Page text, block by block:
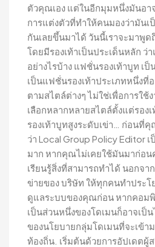
ตัวคุณเอง แต่ในอีกมุมหนึ่งมันอา
การแต่งตัวที่ทำให้คนมองว่ามันเ
กันเลยขึ้นมาได้ วันนี้เราจะมาพูด
โดยมีรองเท้าเป็นประเด็นหลัก
อย่างไรบ้าง แฟชั่นรองเท้าบูท เ
เป็นแฟชั่นรองเท้าประเภทหนึ่งที่
ตามสไตล์ต่างๆ ไม่ใช่เพื่อการใช้ง
เลือกหลากหลายสไตล์ตั้งแต่รอง
รองเท้าบูทสูงระดับเข่า… ก่อนที่
ว่า Local Group Policy Editor
มาก หากคุณไม่เคยใช้มันมาก่อน
เรียนรู้สิ่งที่สามารถทำได้ นอกจ
ข่ายของ บริษัท ให้ทุกคนทำประ
ดูแลระบบของคุณก่อน หากคอม
เป็นส่วนหนึ่งของโดเมนก็อาจเป็
ของนโยบายกลุ่มโดเมนที่จะเข้
ท้องถิ่น. เริ่มต้นด้วยการอัปเดตผู้